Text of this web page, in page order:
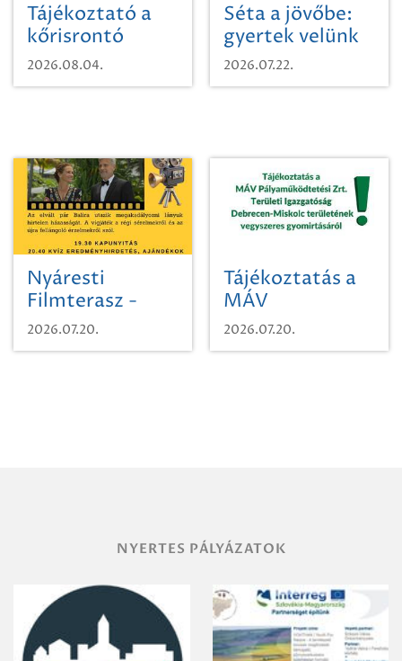
Tájékoztató a
kőrisrontó
karcsúdíszbogárról
2026.08.04.
Séta a jövőbe:
gyertek velünk
egy városi
időutazásra!
2026.07.22.
Nyáresti
Filmterasz -
Beugró a
Paradicsomba
2026.07.20.
Tájékoztatás a
MÁV
Pályaműködtetési
Zrt. Területi
2026.07.20.
NYERTES PÁLYÁZATOK